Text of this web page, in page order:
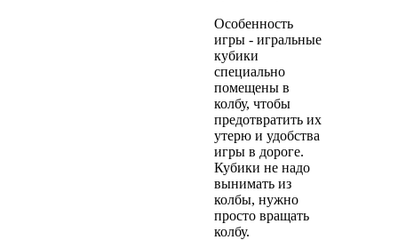
Особенность
игры - игральные
кубики
специально
помещены в
колбу, чтобы
предотвратить их
утерю и удобства
игры в дороге.
Кубики не надо
вынимать из
колбы, нужно
просто вращать
колбу.